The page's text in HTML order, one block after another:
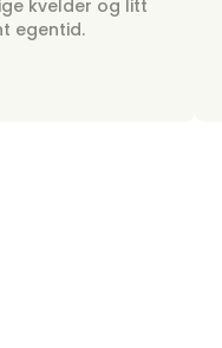
kvelder og litt
egentid.